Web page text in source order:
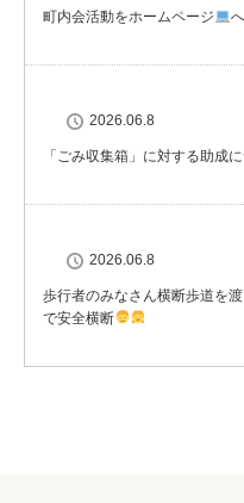
町内会活動をホームページ
2026.06.8
「ごみ収集箱」に対する助成
2026.06.8
歩行者のみなさん横断歩道を
で安全横断